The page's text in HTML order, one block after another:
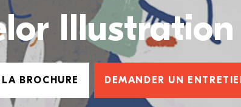
Illustration
BROCHURE DEMANDER UN